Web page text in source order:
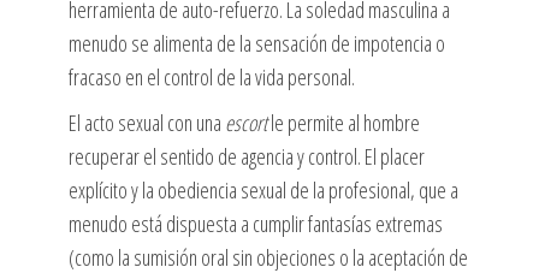
herramienta de auto-refuerzo. La soledad masculina a
menudo se alimenta de la sensación de impotencia o
fracaso en el control de la vida personal.
El acto sexual con una escortle permite al hombre
recuperar el sentido de agencia y control. El placer
explícito y la obediencia sexual de la profesional, que a
menudo está dispuesta a cumplir fantasías extremas
(como la sumisión oral sin objeciones o la aceptación de